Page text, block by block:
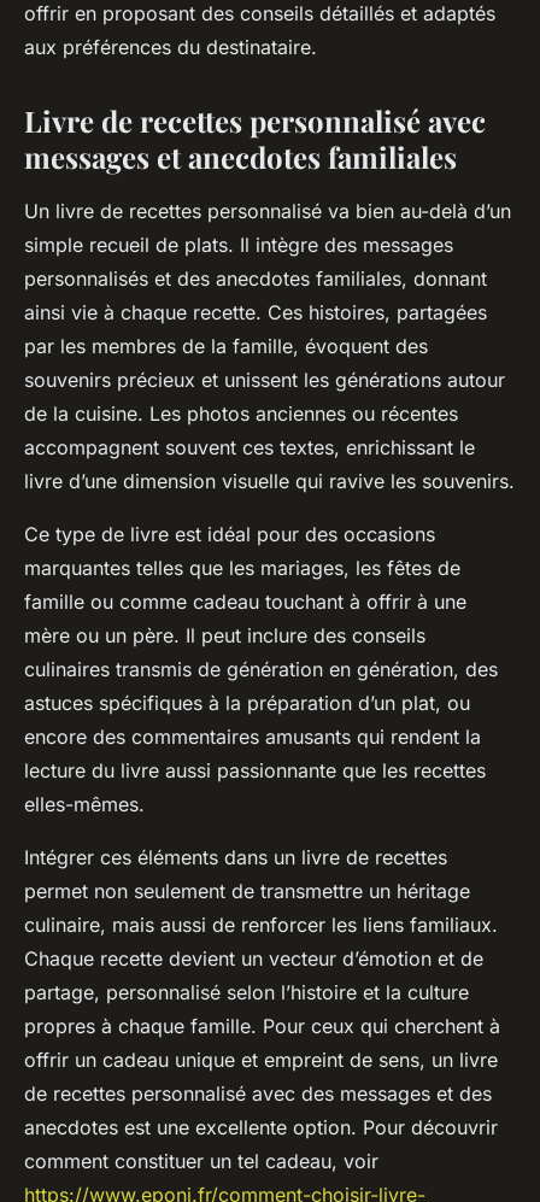
offrir en proposant des conseils détaillés et adaptés
aux préférences du destinataire.
Livre de recettes personnalisé avec
messages et anecdotes familiales
Un livre de recettes personnalisé va bien au-delà d’un
simple recueil de plats. Il intègre des messages
personnalisés et des anecdotes familiales, donnant
ainsi vie à chaque recette. Ces histoires, partagées
par les membres de la famille, évoquent des
souvenirs précieux et unissent les générations autour
de la cuisine. Les photos anciennes ou récentes
accompagnent souvent ces textes, enrichissant le
livre d’une dimension visuelle qui ravive les souvenirs.
Ce type de livre est idéal pour des occasions
marquantes telles que les mariages, les fêtes de
famille ou comme cadeau touchant à offrir à une
mère ou un père. Il peut inclure des conseils
culinaires transmis de génération en génération, des
astuces spécifiques à la préparation d’un plat, ou
encore des commentaires amusants qui rendent la
lecture du livre aussi passionnante que les recettes
elles-mêmes.
Intégrer ces éléments dans un livre de recettes
permet non seulement de transmettre un héritage
culinaire, mais aussi de renforcer les liens familiaux.
Chaque recette devient un vecteur d’émotion et de
partage, personnalisé selon l’histoire et la culture
propres à chaque famille. Pour ceux qui cherchent à
offrir un cadeau unique et empreint de sens, un livre
de recettes personnalisé avec des messages et des
anecdotes est une excellente option. Pour découvrir
comment constituer un tel cadeau, voir
https://www.eponi.fr/comment-choisir-livre-